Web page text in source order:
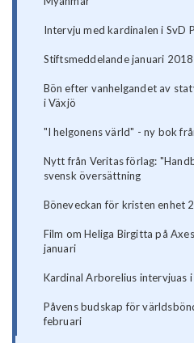
Intervju med kardinalen i SvD
Stiftsmeddelande januari 2018
Bön efter vanhelgandet av
i Växjö
"I helgonens värld" - ny bok
Nytt från Veritas förlag:
svensk översättning
Böneveckan för kristen enhet
Film om Heliga Birgitta på
januari
Kardinal Arborelius intervjuas
Påvens budskap för
februari